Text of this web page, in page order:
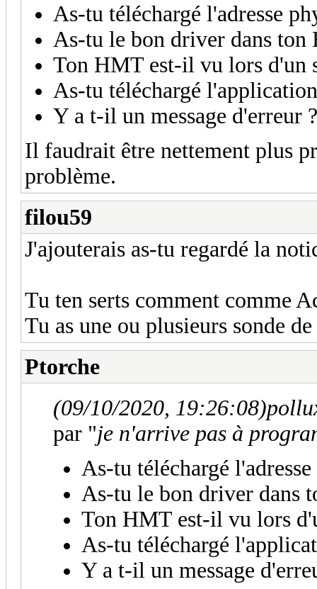
As-tu téléchargé l'adresse
As-tu le bon driver dans ton
Ton HMT est-il vu lors d'un
As-tu téléchargé
Y a t-il un message d'erreur ?
Il faudrait être nettement plus
problème.
filou59
J'ajouterais as-tu regardé la
Tu ten serts comment comme
Tu as une ou plusieurs sonde
Ptorche
(09/10/2020, 19:26:08)
par "je n'arrive pas à
As-tu téléchargé
As-tu le bon driver dans
Ton HMT est-il vu lors
As-tu téléchargé
Y a t-il un message